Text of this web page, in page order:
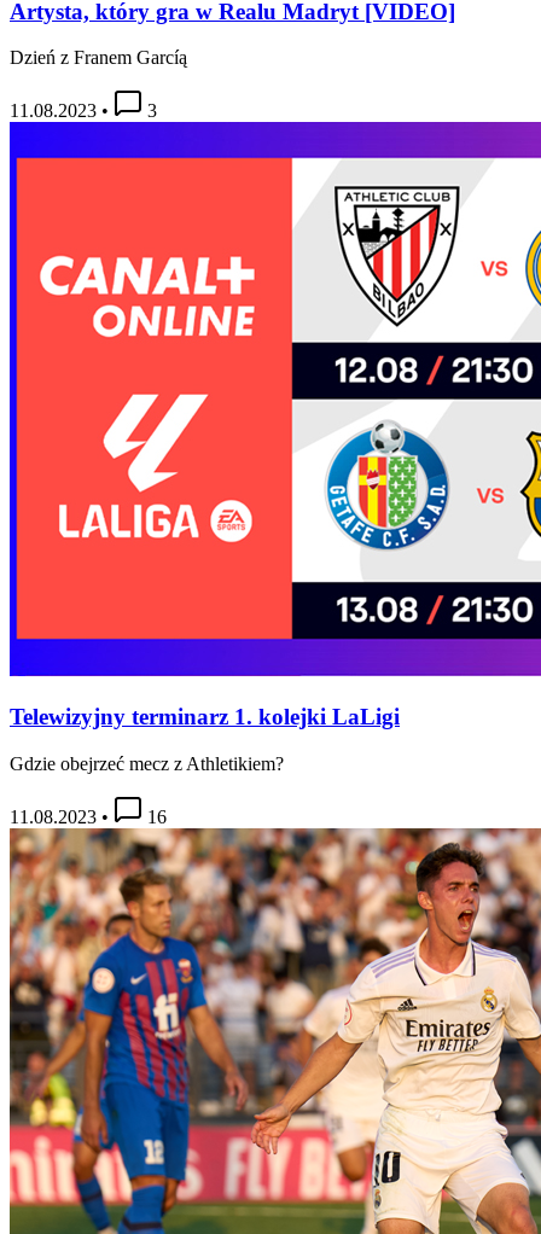
Artysta, który gra w Realu Madryt [VIDEO]
Dzień z Franem Garcíą
11.08.2023 • 3
Telewizyjny terminarz 1. kolejki LaLigi
Gdzie obejrzeć mecz z Athletikiem?
11.08.2023 • 16